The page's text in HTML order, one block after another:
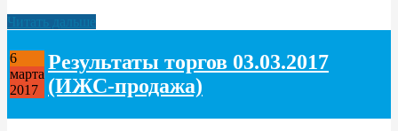
Читать дальше
6
марта
2017
Результаты торгов 03.03.2017
(ИЖС-продажа)